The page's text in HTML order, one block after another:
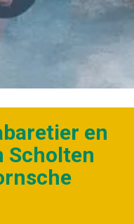
en
Scholten